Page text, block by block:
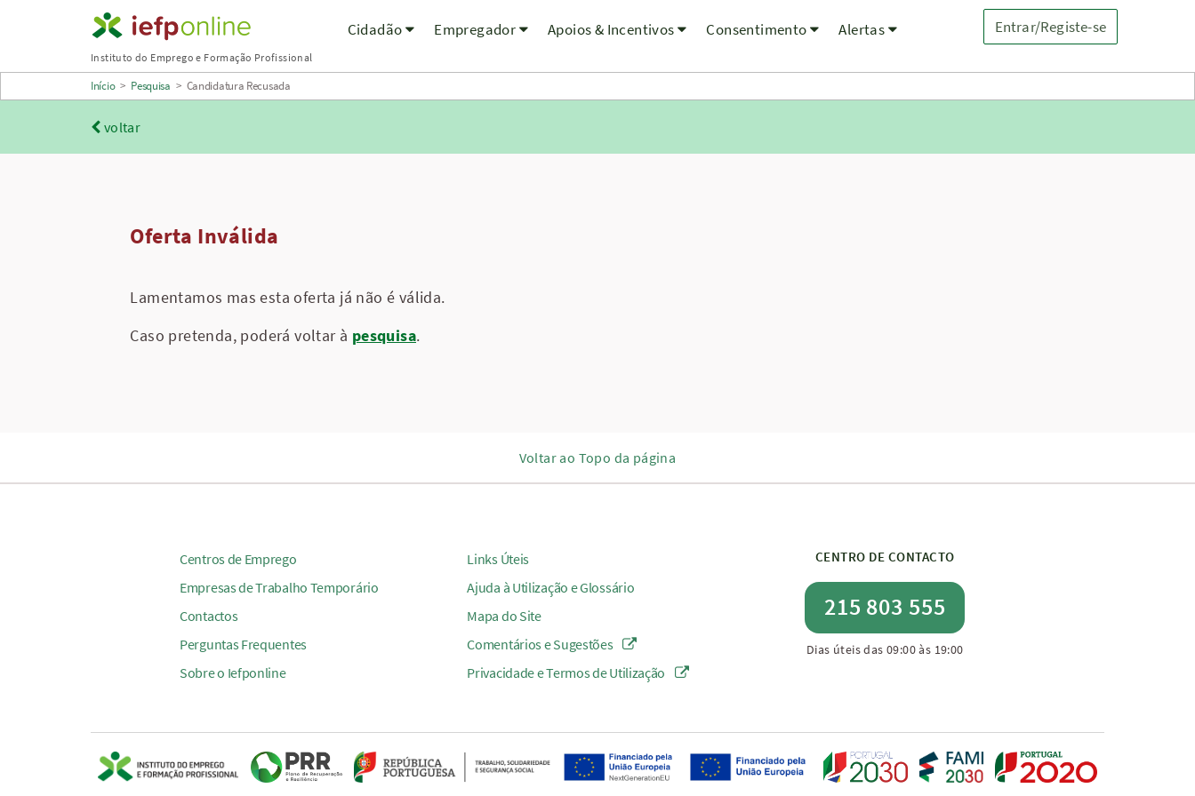
Instituto do Emprego e Formação Profissional
Entrar/Registe-se
Cidadão Empregador Apoios & Incentivos Consentimento Alertas
Início > Pesquisa > Candidatura Recusada
voltar
Oferta Inválida
Lamentamos mas esta oferta já não é válida.
Caso pretenda, poderá voltar à pesquisa.
Voltar ao Topo da página
Centros de Emprego
Empresas de Trabalho Temporário
Contactos
Perguntas Frequentes
Sobre o Iefponline
Links Úteis
Ajuda à Utilização e Glossário
Mapa do Site
Comentários e Sugestões
Privacidade e Termos de Utilização
CENTRO DE CONTACTO
215 803 555
Dias úteis das 09:00 às 19:00